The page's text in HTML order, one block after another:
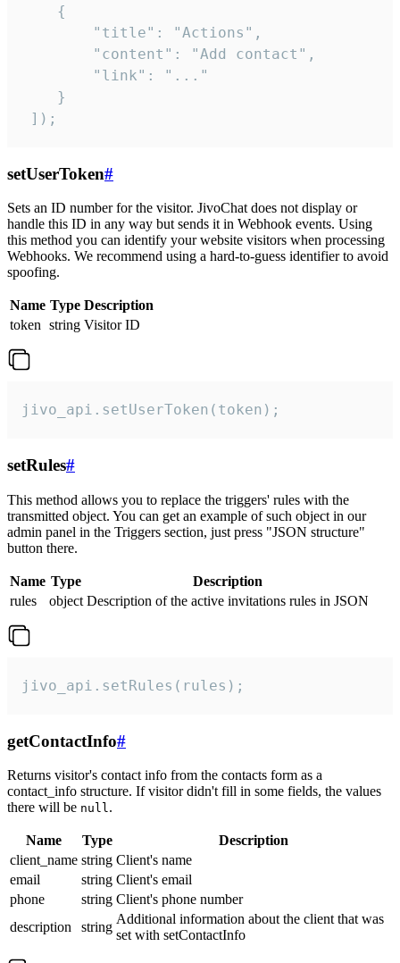
    {
        "title": "Actions",
        "content": "Add contact",
        "link": "..."
    }
]);
setUserToken#
Sets an ID number for the visitor. JivoChat does not display or
handle this ID in any way but sends it in Webhook events. Using
this method you can identify your website visitors when processing
Webhooks. We recommend using a hard-to-guess identifier to avoid
spoofing.
Name Type Description
token string Visitor ID
jivo_api.setUserToken(token);
setRules#
This method allows you to replace the triggers' rules with the
transmitted object. You can get an example of such object in our
admin panel in the Triggers section, just press "JSON structure"
button there.
Name Type
Description
rules
object Description of the active invitations rules in JSON
jivo_api.setRules(rules);
getContactInfo#
Returns visitor's contact info from the contacts form as a
contact_info structure. If visitor didn't fill in some fields, the values
there will be null.
Name Type
Description
client_name string Client's name
email
string Client's email
phone
string Client's phone number
description
string
Additional information about the client that was
set with setContactInfo